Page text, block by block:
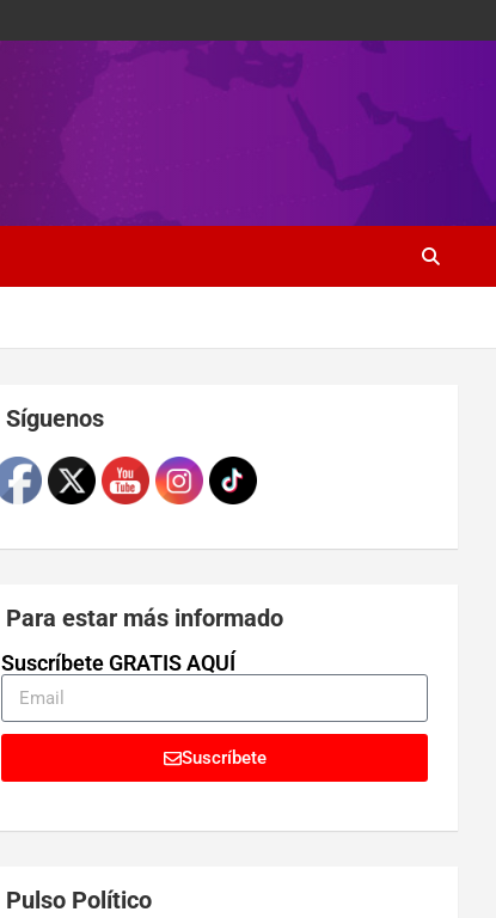
SíguenosSet Youtube Channel ID
Para estar más informado
Suscríbete GRATIS AQUÍ
Suscríbete
Pulso Político